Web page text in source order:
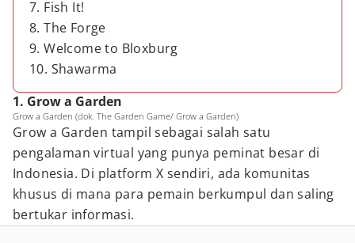
7. Fish It!
8. The Forge
9. Welcome to Bloxburg
10. Shawarma
1. Grow a Garden
Grow a Garden (dok. The Garden Game/ Grow a Garden)
Grow a Garden tampil sebagai salah satu
pengalaman virtual yang punya peminat besar di
Indonesia. Di platform X sendiri, ada komunitas
khusus di mana para pemain berkumpul dan saling
bertukar informasi.